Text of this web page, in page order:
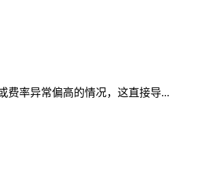
费率异常偏高的情况，这直接导...